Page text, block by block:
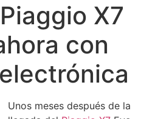
X7
con
Unos meses después de la